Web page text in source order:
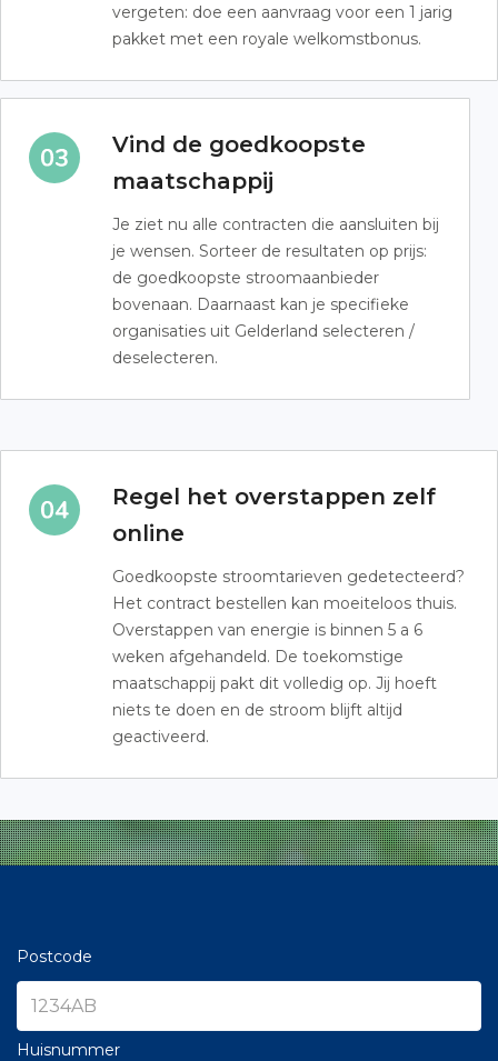
vergeten: doe een aanvraag voor een 1 jarig
pakket met een royale welkomstbonus.
Vind de goedkoopste
maatschappij
Je ziet nu alle contracten die aansluiten bij
je wensen. Sorteer de resultaten op prijs:
de goedkoopste stroomaanbieder
bovenaan. Daarnaast kan je specifieke
organisaties uit Gelderland selecteren /
deselecteren.
Regel het overstappen zelf
online
Goedkoopste stroomtarieven gedetecteerd?
Het contract bestellen kan moeiteloos thuis.
Overstappen van energie is binnen 5 a 6
weken afgehandeld. De toekomstige
maatschappij pakt dit volledig op. Jij hoeft
niets te doen en de stroom blijft altijd
geactiveerd.
Postcode
Huisnummer